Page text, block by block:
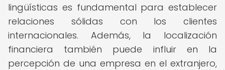
lingüísticas es fundamental para establecer
relaciones sólidas con los clientes
internacionales. Además, la localización
financiera también puede influir en la
percepción de una empresa en el extranjero,